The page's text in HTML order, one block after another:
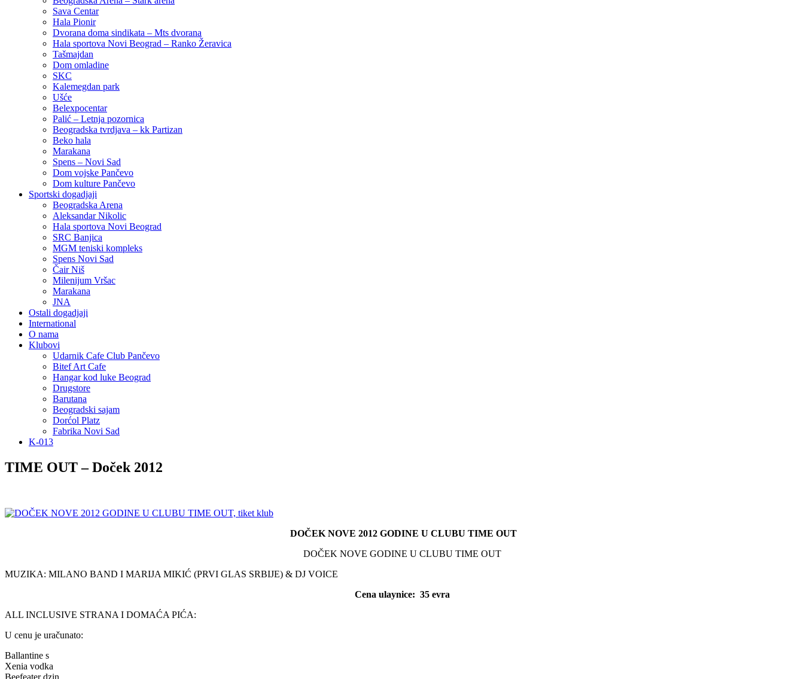
Sava Centar
Hala Pionir
Dvorana doma sindikata – Mts dvorana
Hala sportova Novi Beograd – Ranko Žeravica
Tašmajdan
Dom omladine
SKC
Kalemegdan park
Ušće
Belexpocentar
Palić – Letnja pozornica
Beogradska tvrdjava – kk Partizan
Beko hala
Marakana
Spens – Novi Sad
Dom vojske Pančevo
Dom kulture Pančevo
Sportski dogadjaji
Beogradska Arena
Aleksandar Nikolic
Hala sportova Novi Beograd
SRC Banjica
MGM teniski kompleks
Spens Novi Sad
Čair Niš
Milenijum Vršac
Marakana
JNA
Ostali dogadjaji
International
O nama
Klubovi
Udarnik Cafe Club Pančevo
Bitef Art Cafe
Hangar kod luke Beograd
Drugstore
Barutana
Beogradski sajam
Dorćol Platz
Fabrika Novi Sad
K-013
TIME OUT – Doček 2012
DOČEK NOVE 2012 GODINE U CLUBU TIME OUT
DOČEK NOVE GODINE U CLUBU TIME OUT
MUZIKA: MILANO BAND I MARIJA MIKIĆ (PRVI GLAS SRBIJE) & DJ VOICE
Cena ulaynice: 35 evra
ALL INCLUSIVE STRANA I DOMAĆA PIĆA:
U cenu je uračunato:
Ballantine s
Xenia vodka
Beefeater dzin